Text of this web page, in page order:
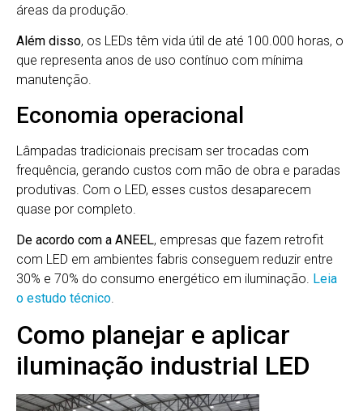
áreas da produção.
Além disso, os LEDs têm vida útil de até 100.000 horas, o
que representa anos de uso contínuo com mínima
manutenção.
Economia operacional
Lâmpadas tradicionais precisam ser trocadas com
frequência, gerando custos com mão de obra e paradas
produtivas. Com o LED, esses custos desaparecem
quase por completo.
De acordo com a ANEEL, empresas que fazem retrofit
com LED em ambientes fabris conseguem reduzir entre
30% e 70% do consumo energético em iluminação. Leia
o estudo técnico.
Como planejar e aplicar
iluminação industrial LED